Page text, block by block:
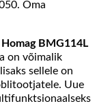
Oma
Homag BMG114L
on võimalik
sellele on
Uue